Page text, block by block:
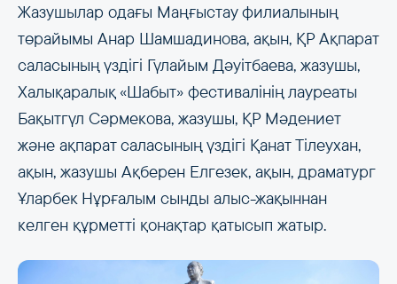
Жазушылар одағы Маңғыстау филиалының
төрайымы Анар Шамшадинова, ақын, ҚР Ақпарат
саласының үздігі Гүлайым Дәуітбаева, жазушы,
Халықаралық «Шабыт» фестивалінің лауреаты
Бақытгүл Сәрмекова, жазушы, ҚР Мәдениет
және ақпарат саласының үздігі Қанат Тілеухан,
ақын, жазушы Ақберен Елгезек, ақын, драматург
Ұларбек Нұрғалым сынды алыс-жақыннан
келген құрметті қонақтар қатысып жатыр.